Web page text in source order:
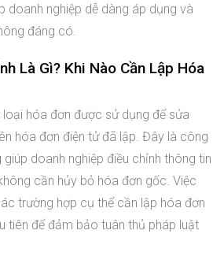
doanh nghiệp dễ dàng áp dụng và
đáng có.
Là Gì? Khi Nào Cần Lập Hóa
loại hóa đơn được sử dụng để sửa
hóa đơn điện tử đã lập. Đây là công
doanh nghiệp điều chỉnh thông tin
cần hủy bỏ hóa đơn gốc. Việc
trường hợp cụ thể cần lập hóa đơn
tiên để đảm bảo tuân thủ pháp luật